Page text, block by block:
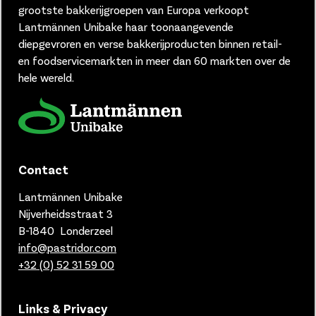
grootste bakkerijgroepen van Europa verkoopt
Lantmännen Unibake haar toonaangevende
diepgevroren en verse bakkerijproducten binnen retail-
en foodservicemarkten in meer dan 60 markten over de
hele wereld.
Contact
Lantmännen Unibake
Nijverheidsstraat 3
B-1840 Londerzeel
info@pastridor.com
+32 (0) 52 31 59 00
Links & Privacy